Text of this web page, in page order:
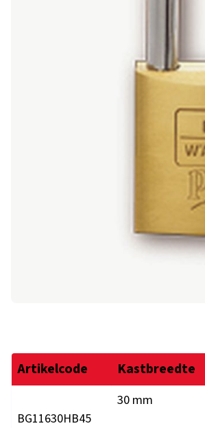
Artikelcode Kastbreedte
BG11630HB45
30 mm